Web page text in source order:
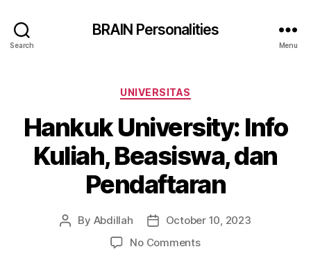
Search
BRAIN Personalities
Menu
Categories
UNIVERSITAS
Hankuk University: Info
Kuliah, Beasiswa, dan
Pendaftaran
Post
By Abdillah
Post
date
October 10, 2023
No Commentson